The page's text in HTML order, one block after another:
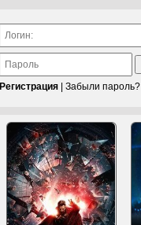
Регистрация
Забыли пароль?